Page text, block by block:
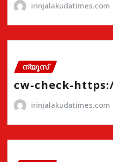
irinjalakudatimes.com
ന്യൂസ്
cw-check-
irinjalakudatimes.com